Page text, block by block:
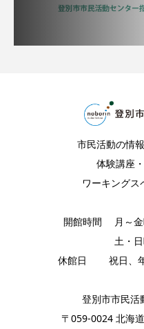
市民活動の情
体験講座
ワーキングス
開館時間 月～
土・日曜日
休館日 祝日、年
登別市市民活
〒059-0024 北海